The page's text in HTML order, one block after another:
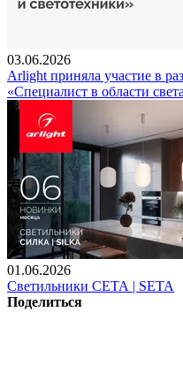
03.06.2026
Arlight приняла участие в
«Специалист в области
01.06.2026
Светильники СЕТА | SETA
Поделиться